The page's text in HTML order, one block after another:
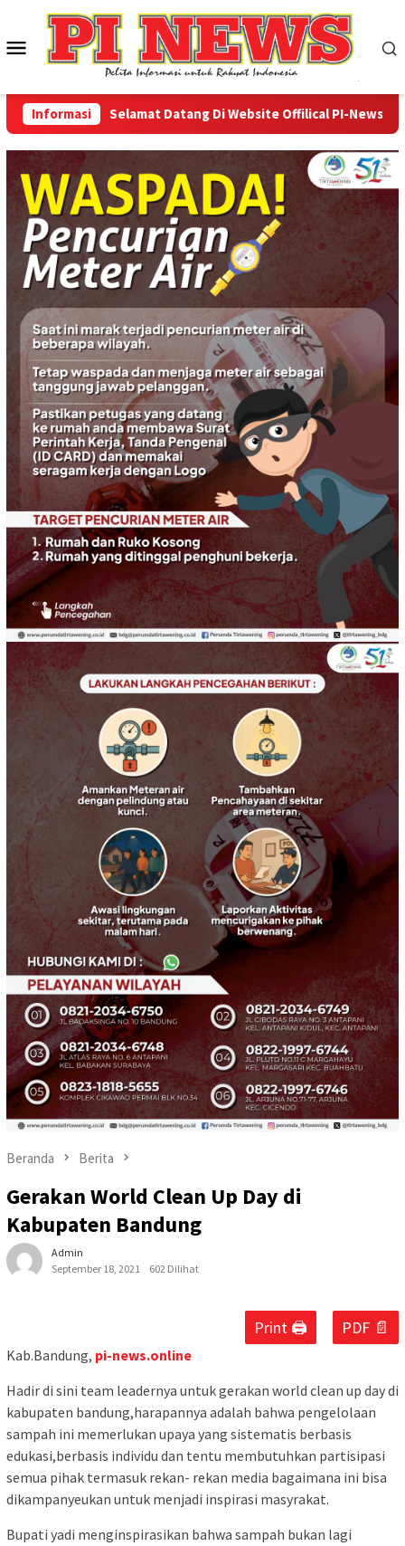
konten
Menu
Mobile
InformasiSelamat Datang Di Website Offilical PI-News
Beranda Berita
Gerakan World Clean Up Day di
Kabupaten Bandung
Admin
September 18, 2021
602 Dilihat
Print 🖨 PDF 📄
Kab.Bandung, pi-news.online
Hadir di sini team leadernya untuk gerakan world clean up day di
kabupaten bandung,harapannya adalah bahwa pengelolaan
sampah ini memerlukan upaya yang sistematis berbasis
edukasi,berbasis individu dan tentu membutuhkan partisipasi
semua pihak termasuk rekan- rekan media bagaimana ini bisa
dikampanyeukan untuk menjadi inspirasi masyrakat.
Bupati yadi menginspirasikan bahwa sampah bukan lagi